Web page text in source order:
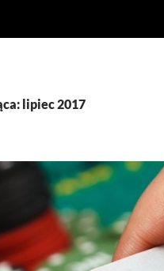
lipiec 2017